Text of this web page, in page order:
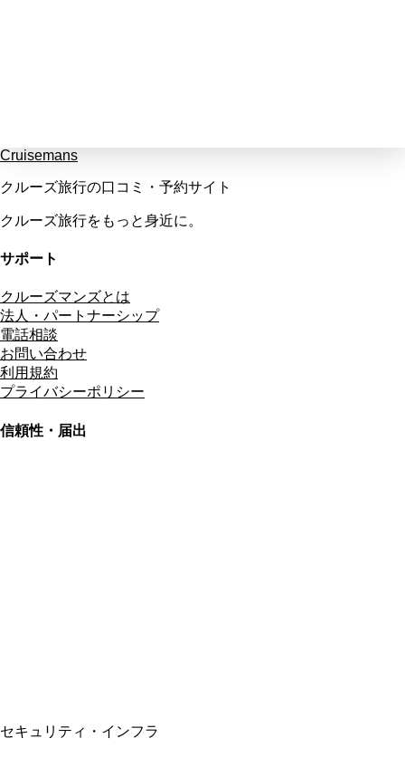
Cruisemans
クルーズ旅行の口コミ・予約サイト
クルーズ旅行をもっと身近に。
サポート
クルーズマンズとは
法人・パートナーシップ
電話相談
お問い合わせ
利用規約
プライバシーポリシー
信頼性・届出
セキュリティ・インフラ